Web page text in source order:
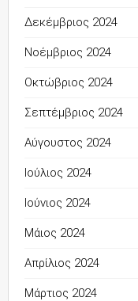
Δεκέμβριος 2024
Νοέμβριος 2024
Οκτώβριος 2024
Σεπτέμβριος 2024
Αύγουστος 2024
Ιούλιος 2024
Ιούνιος 2024
Μάιος 2024
Απρίλιος 2024
Μάρτιος 2024